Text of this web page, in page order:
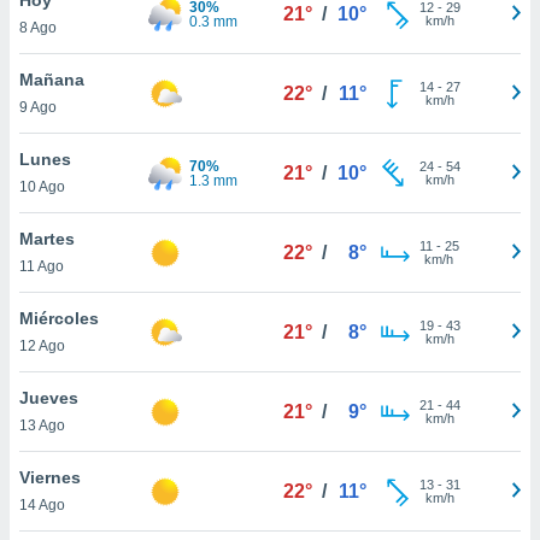
en
más
nuestra
de
cookies
aceptar
8 Ago
30%
0.3 mm
21° / 10° 12- 29
km/h
Mañana
9 Ago
22° / 11° 14- 27
km/h
Lunes
10 Ago
70%
1.3 mm
21° / 10° 24- 54
km/h
Martes
11 Ago
22° / 8° 11 - 25
km/h
Miércoles
12 Ago
21° / 8° 19- 43
km/h
Jueves
13 Ago
21° / 9° 21 - 44
km/h
Viernes
14 Ago
22° / 11° 13- 31
km/h